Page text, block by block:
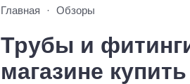
Главная Обзоры
Трубы и
магазине